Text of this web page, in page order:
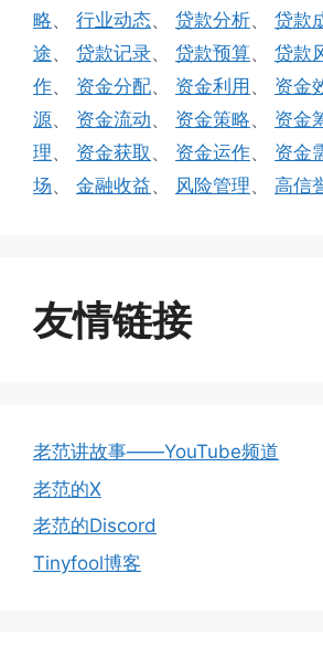
略、 行业动态、 贷款分析、 贷款
途、 贷款记录、 贷款预算、 贷款
作、 资金分配、 资金利用 、 资金
源、 资金流动、 资金策略、 资金
理、 资金获取 、 资金运作、 资金
场、 金融收益、 风险管理、 高信
友情链接
老范讲故事——YouTube频道
老范的X
老范的Discord
Tinyfool博客